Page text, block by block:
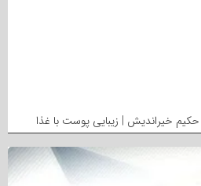
خیراندیش | زیبایی پوست با غذا